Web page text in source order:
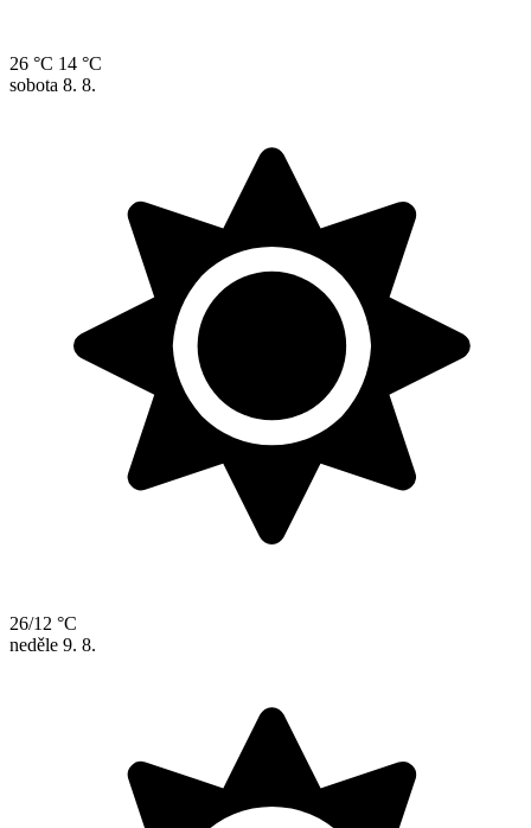
26 °C 14 °C
sobota 8. 8.
26/12 °C
neděle 9. 8.